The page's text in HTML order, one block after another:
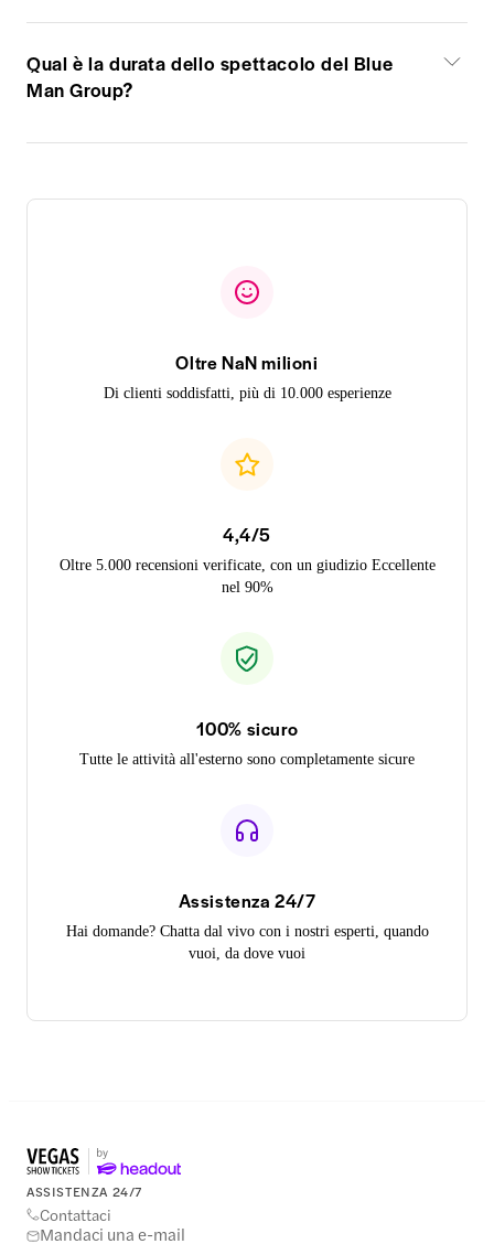
Qual è la durata dello spettacolo del Blue
Man Group?
Oltre NaN milioni
Di clienti soddisfatti, più di 10.000 esperienze
4,4/5
Oltre 5.000 recensioni verificate, con un giudizio Eccellente
nel 90%
100% sicuro
Tutte le attività all'esterno sono completamente sicure
Assistenza 24/7
Hai domande? Chatta dal vivo con i nostri esperti, quando
vuoi, da dove vuoi
ASSISTENZA 24/7
Contattaci
Mandaci una e-mail